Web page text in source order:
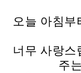
오늘 아침부
너무 사랑스
주